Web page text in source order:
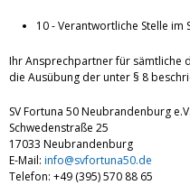
10 - Verantwortliche Stelle im
Ihr Ansprechpartner für sämtliche
die Ausübung der unter § 8
SV Fortuna 50 Neubrandenburg e.V.
Schwedenstraße 25
17033 Neubrandenburg
E-Mail: info@svfortuna50.de
Telefon: +49 (395) 570 88 65